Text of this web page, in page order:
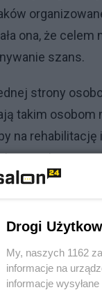
ona, że
szans.
strony
takim
na
pracy
takie
Drogi
My, naszych 1162
informacje na
informacje